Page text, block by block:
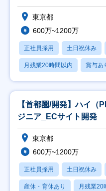
東京都
600万~1200万
正社員採用 土日祝休み
月残業20時間以内 賞与あ
【首都圏/開発】ハイ（
ジニア_ECサイト開発
東京都
600万~1200万
正社員採用 土日祝休み
産休・育休あり 月残業20